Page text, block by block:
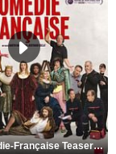
De la Comédie-Française Teaser VF